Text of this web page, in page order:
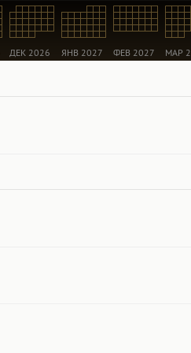
ДЕК 2026 ЯНВ 2027 ФЕВ 2027 МАР